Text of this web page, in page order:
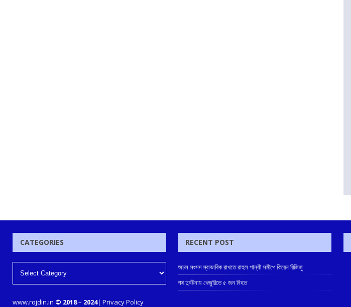
CATEGORIES
www.rojdin.in © 2018– 2024| Privacy Policy
RECENT POST
অচল সংসদ স্বাভাবিক রাখতে রাহুল গান্ধী সমীপে কিরেন রিজিজু
পথ দুর্ঘটনায় খেজুরিতে ৫ জন নিহত